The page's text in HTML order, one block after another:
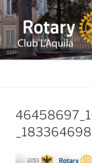
Salta
al
contenuto
ROTARY
Distretto 2090 ITALIA